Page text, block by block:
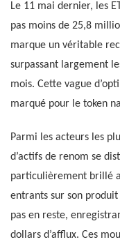
Le 11 mai dernier, les
pas moins de 25,8
marque un véritable
surpassant largement
mois. Cette vague
marqué pour le token
Parmi les acteurs les
d’actifs de renom se
particulièrement brillé
entrants sur son produit
pas en reste,
dollars d’afflux. Ces